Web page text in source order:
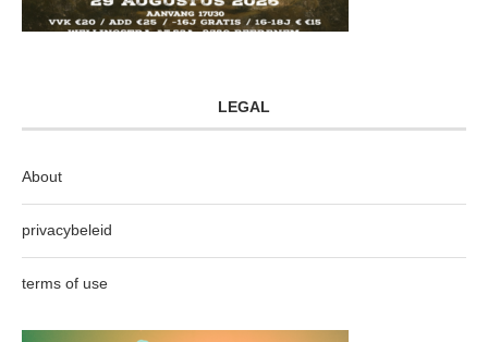
LEGAL
About
privacybeleid
terms of use